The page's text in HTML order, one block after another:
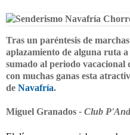
Tras un paréntesis de
aplazamiento de alguna ruta
sumado al periodo vacacional
con muchas ganas esta
de Navafría.
Miguel Granados - Club